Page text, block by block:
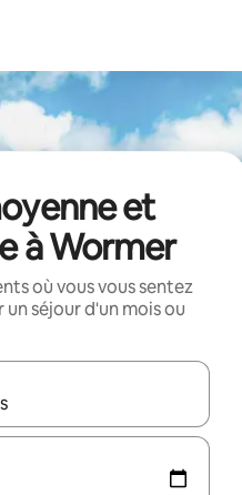
et
à Wormer
où vous vous sentez
séjour d'un mois ou
utilisez les flèches vers